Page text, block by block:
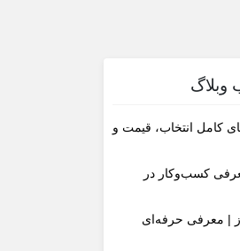
وبلاگ
کامل انتخاب، قیمت و
کسب‌وکار در
| معرفی حرفه‌ای